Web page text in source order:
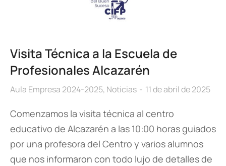
Visita Técnica a la Escuela de
Profesionales Alcazarén
Aula Empresa 2024-2025, Noticias 11 de abril de 2025
Comenzamos la visita técnica al centro
educativo de Alcazarén a las 10:00 horas guiados
por una profesora del Centro y varios alumnos
que nos informaron con todo lujo de detalles de